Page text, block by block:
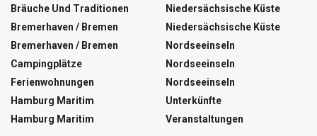
Bräuche Und Traditionen
Bremerhaven / Bremen
Bremerhaven / Bremen
Campingplätze
Ferienwohnungen
Hamburg Maritim
Hamburg Maritim
Niedersächsische Küste
Niedersächsische Küste
Nordseeinseln
Nordseeinseln
Nordseeinseln
Unterkünfte
Veranstaltungen